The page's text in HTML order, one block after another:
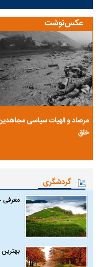
عکس‌نوشت
مرصاد و الهیات سیاسی
خلق
گردشگری
معرفی